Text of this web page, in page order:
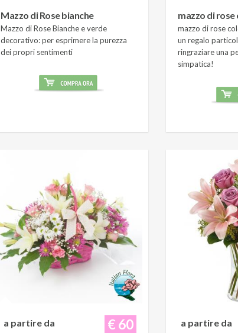
Mazzo di Rose bianche
Mazzo di Rose Bianche e verde
decorativo: per esprimere la purezza
dei propri sentimenti
mazzo di
mazzo di rose
un regalo
ringraziare una
simpatica!
€ 60
a partire da a partire da